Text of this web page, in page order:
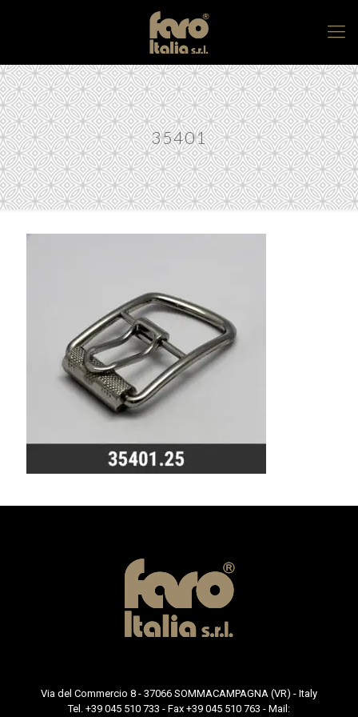
35401
Via del Commercio 8 - 37066 SOMMACAMPAGNA (VR) - Italy
Tel. +39 045 510 733 - Fax +39 045 510 763 - Mail: